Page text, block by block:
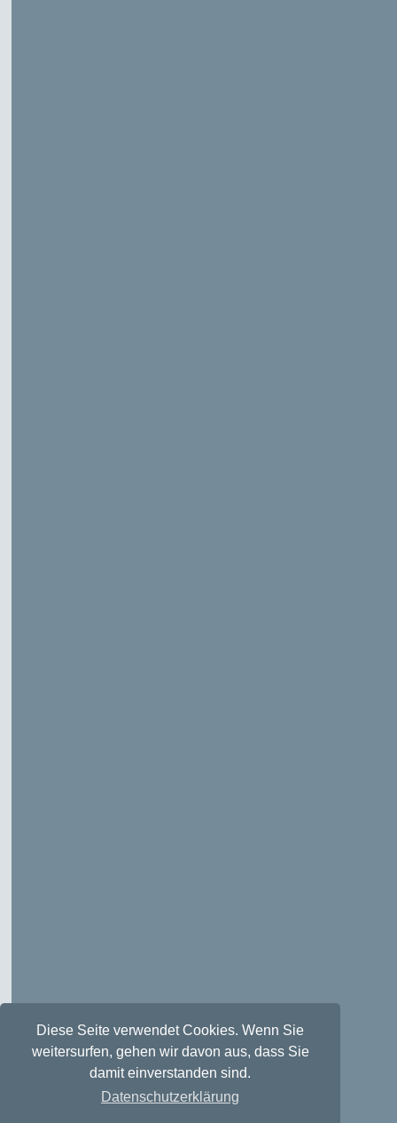
Diese Seite verwendet Cookies. Wenn Sie
weitersurfen, gehen wir davon aus, dass Sie
damit einverstanden sind.
Datenschutzerklärung